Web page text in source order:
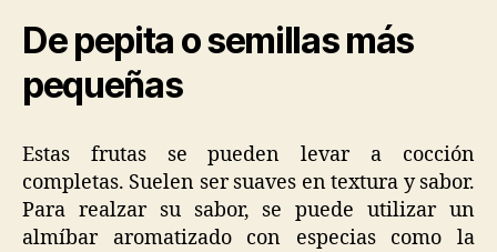
De pepita o semillas más
pequeñas
Estas frutas se pueden levar a cocción
completas. Suelen ser suaves en textura y sabor.
Para realzar su sabor, se puede utilizar un
almíbar aromatizado con especias como la